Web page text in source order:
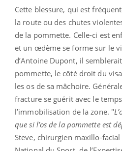
Cette blessure, qui est
la route ou des chutes
de la pommette. Celle-ci est
et un œdème se forme sur le
d’Antoine Dupont, il
pommette, le côté droit du
les os de sa mâchoire.
fracture se guérit avec le
l’immobilisation de la zone. "
que si l’os de la pommette est
Steve, chirurgien maxillo-